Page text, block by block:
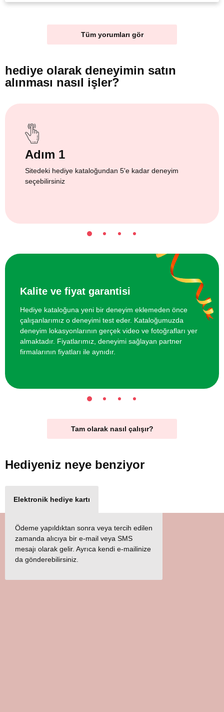
Tüm yorumları gör
hediye olarak deneyimin satın
alınması nasıl işler?
Adım 1
Sitedeki hediye kataloğundan 5'e kadar deneyim
seçebilirsiniz
Kalite ve fiyat garantisi
Hediye kataloğuna yeni bir deneyim eklemeden önce
çalışanlarımız o deneyimi test eder. Kataloğumuzda
deneyim lokasyonlarının gerçek video ve fotoğrafları yer
almaktadır. Fiyatlarımız, deneyimi sağlayan partner
firmalarının fiyatları ile aynıdır.
Tam olarak nasıl çalışır?
Hediyeniz neye benziyor
Elektronik hediye kartı
Ödeme yapıldıktan sonra veya tercih edilen
zamanda alıcıya bir e-mail veya SMS
mesajı olarak gelir. Ayrıca kendi e-mailinize
da gönderebilirsiniz.